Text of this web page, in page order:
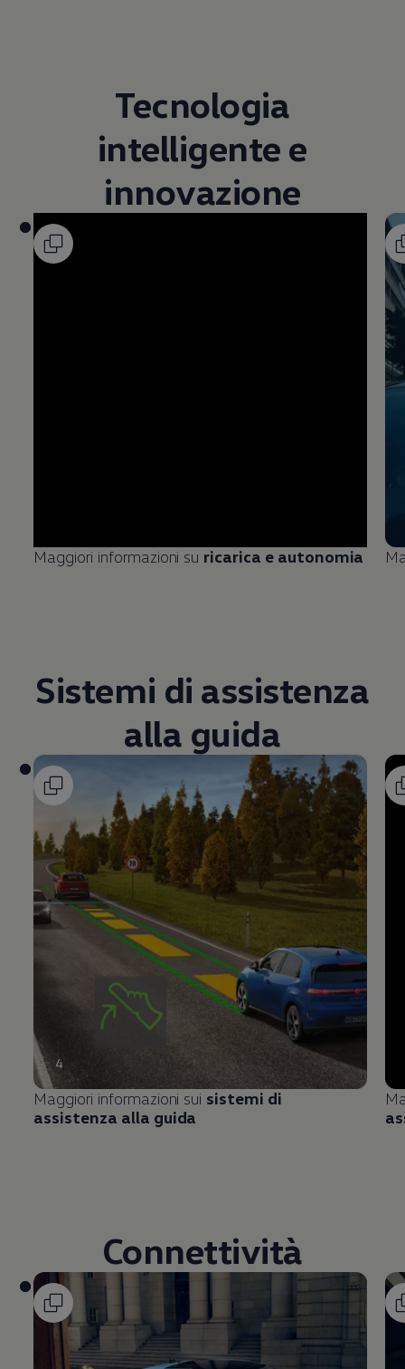
Tecnologia
intelligente e
innovazione
Maggiori informazioni su ricarica e autonomia
Sistemi di assistenza
alla guida
4
Maggiori informazioni sui sistemi di
assistenza alla guida
Connettività